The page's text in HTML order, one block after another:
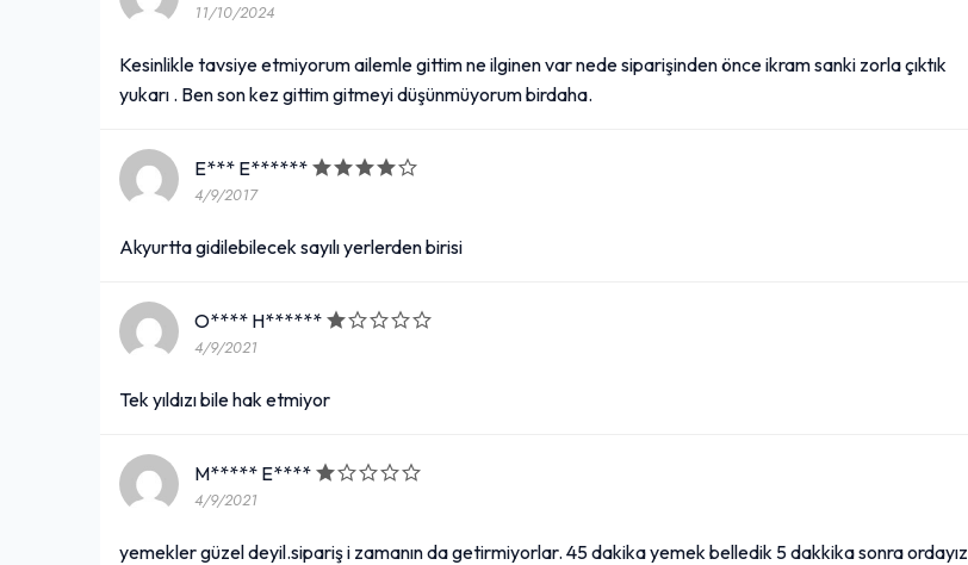
11/10/2024
Kesinlikle tavsiye etmiyorum ailemle gittim ne ilginen var nede siparişinden önce ikram sanki zorla çıktık
yukarı . Ben son kez gittim gitmeyi düşünmüyorum birdaha.
E*** E******
4/9/2017
Akyurtta gidilebilecek sayılı yerlerden birisi
O**** H******
4/9/2021
Tek yıldızı bile hak etmiyor
M***** E****
4/9/2021
yemekler güzel deyil.sipariş i zamanın da getirmiyorlar. 45 dakika yemek belledik 5 dakkika sonra ordayız